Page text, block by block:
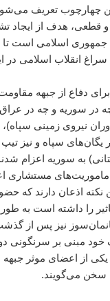
چهارچوب تعریف
قطعی، هدف از ایجاد
جمهوری اسلامی است تا
انقلاب اسلامی در
دفاع از جبهه
در سوریه و چه در عراق-
نیروی زمینی سپاه)،
یگان‌های سپاه و نیز
به سوریه اعزام
ماموریت‌های مستشاری
نکته اذعان دارند که
را داشته است به
خود مبنی بر سرنگونی
یکی از اعضای موثر جبهه
سخن می‌گویند.